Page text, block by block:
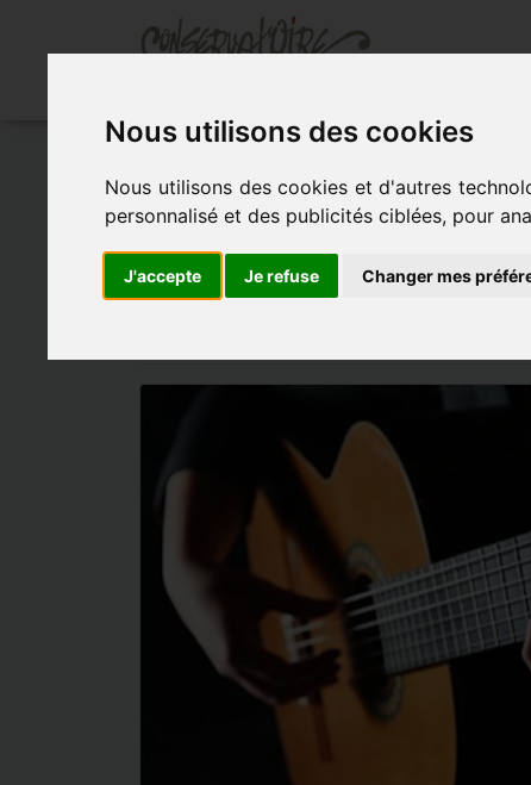
Nous utilisons des cookies
Nous utilisons des cookies et d'autres
personnalisé et des publicités ciblées, pour
J'accepte Je refuse Changer mes
LES POSITIONS